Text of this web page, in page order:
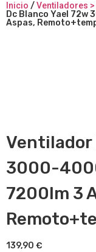
Inicio /Ventiladores
Dc Blanco Yael
Aspas,
Ventilador
3000-
7200lm 3
139,90 €